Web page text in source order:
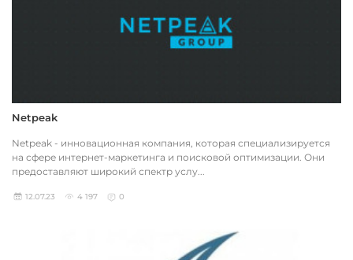
Netpeak
Netpeak - инновационная компания, которая специализируется
на сфере интернет-маркетинга и поисковой оптимизации. Они
предоставляют широкий спектр услу...
12.07.23 4 197 0